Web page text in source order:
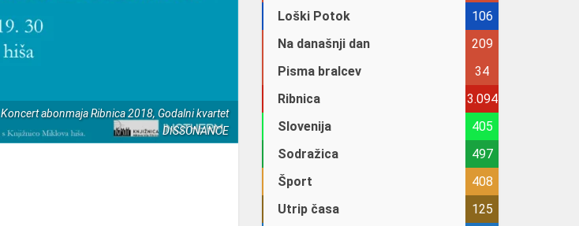
Koncert abonmaja Ribnica 2018, Godalni kvartet
DISSONANCE
Loški Potok
106
Na današnji dan
209
Pisma bralcev
34
Ribnica
3.094
Slovenija
405
Sodražica
497
Šport
408
Utrip časa
125